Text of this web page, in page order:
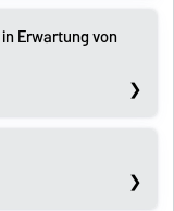
Erwartung von